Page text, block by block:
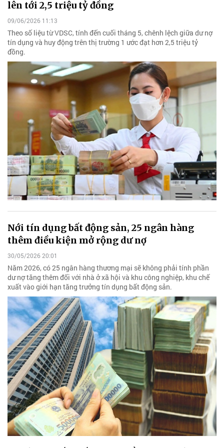
lên tới 2,5 triệu tỷ đồng
09/06/2026 11:13
Theo số liệu từ VDSC, tính đến cuối tháng 5, chênh lệch giữa dư nợ
tín dụng và huy động trên thị trường 1 ước đạt hơn 2,5 triệu tỷ
đồng.
Nới tín dụng bất động sản, 25 ngân hàng
thêm điều kiện mở rộng dư nợ
30/05/2026 20:01
Năm 2026, có 25 ngân hàng thương mại sẽ không phải tính phần
dư nợ tăng thêm đối với nhà ở xã hội và khu công nghiệp, khu chế
xuất vào giới hạn tăng trưởng tín dụng bất động sản.